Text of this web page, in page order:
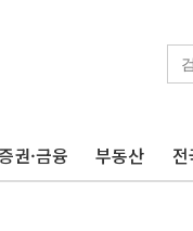
권·금융 부동산
vs 정청래 격차 확대'
체' 타진